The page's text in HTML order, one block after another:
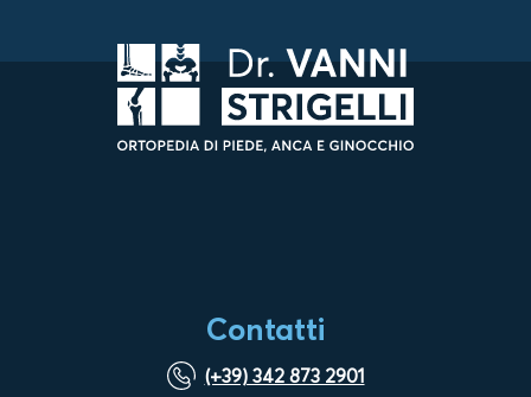
Contatti
(+39) 342 873 2901